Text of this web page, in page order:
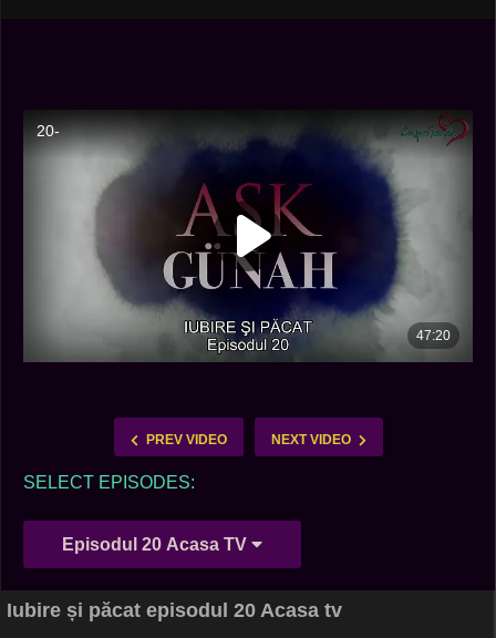
PREV VIDEO NEXT VIDEO
SELECT EPISODES:
Episodul 20 Acasa TV
Iubire și păcat episodul 20 Acasa tv